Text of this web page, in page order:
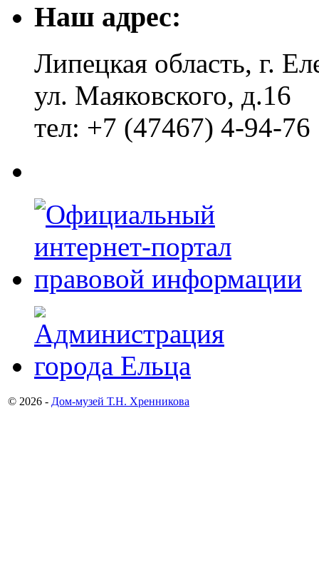
Наш адрес:
Липецкая область, г.
ул. Маяковского, д.16
тел: +7 (47467) 4-94-76
© 2026 - Дом-музей Т.Н. Хренникова